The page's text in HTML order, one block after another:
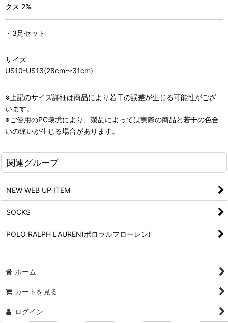
クス 2%
・3足セット
サイズ
US10-US13(28cm〜31cm)
※上記のサイズ詳細は商品により若干の誤差が生じる可能性がござ
います。
※ご使用のPC環境により、製品によっては実際の商品と若干の色合
いの違いが生じる場合があります。
関連グループ
NEW WEB UP ITEM
SOCKS
POLO RALPH LAUREN(ポロラルフローレン)
ホーム
カートを見る
ログイン